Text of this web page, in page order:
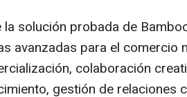
solución probada de
avanzadas para el comercio
colaboración
gestión de relaciones